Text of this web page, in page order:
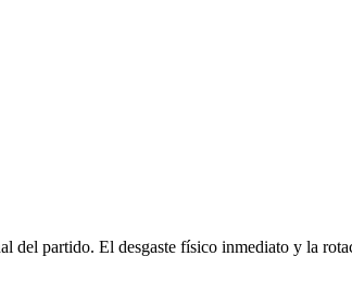
del partido. El desgaste físico inmediato y la